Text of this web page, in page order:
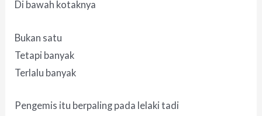
Di bawah kotaknya
Bukan satu
Tetapi banyak
Terlalu banyak
Pengemis itu berpaling pada lelaki tadi